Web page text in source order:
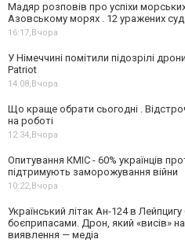
Мадяр розповів про успіхи
Азовському морях . 12 уражених
16:17,Вчора
У Німеччині помітили підозрілі
Patriot
14:08,Вчора
Що краще обрати сьогодні .
на роботі
12:34,Вчора
Опитування КМІС - 60% українців
підтримують заморожування війни
10:22,Вчора
Український літак Ан-124 в
боєприпасами. Дрон, який «висів»
виявлення — медіа